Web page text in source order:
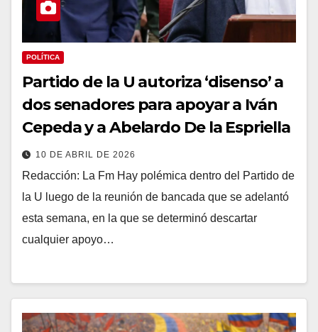
POLÍTICA
Partido de la U autoriza ‘disenso’ a
dos senadores para apoyar a Iván
Cepeda y a Abelardo De la Espriella
10 DE ABRIL DE 2026
Redacción: La Fm Hay polémica dentro del Partido de
la U luego de la reunión de bancada que se adelantó
esta semana, en la que se determinó descartar
cualquier apoyo…